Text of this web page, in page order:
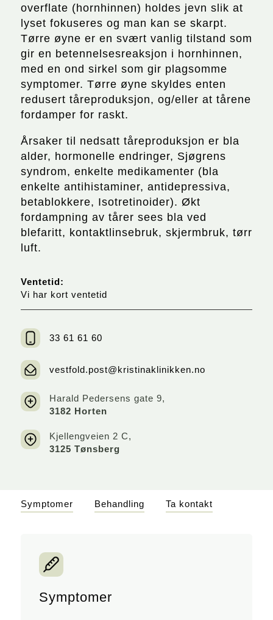
overflate (hornhinnen) holdes jevn slik at
lyset fokuseres og man kan se skarpt.
Tørre øyne er en svært vanlig tilstand som
gir en betennelsesreaksjon i hornhinnen,
med en ond sirkel som gir plagsomme
symptomer. Tørre øyne skyldes enten
redusert tåreproduksjon, og/eller at tårene
fordamper for raskt.
Årsaker til nedsatt tåreproduksjon er bla
alder, hormonelle endringer, Sjøgrens
syndrom, enkelte medikamenter (bla
enkelte antihistaminer, antidepressiva,
betablokkere, Isotretinoider). Økt
fordampning av tårer sees bla ved
blefaritt, kontaktlinsebruk, skjermbruk, tørr
luft.
Ventetid:
Vi har kort ventetid
33 61 61 60
vestfold.post@kristinaklinikken.no
Harald Pedersens gate 9,
3182 Horten
Kjellengveien 2 C,
3125 Tønsberg
Symptomer Behandling Ta kontakt
Symptomer